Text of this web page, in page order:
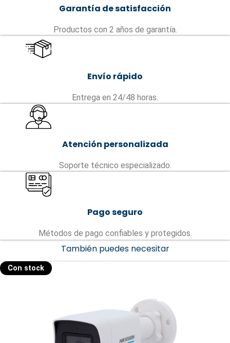
Garantía de satisfacción
Productos con 2 años de garantía.
Envío rápido
Entrega en 24/48 horas.
Atención personalizada
Soporte técnico especializado.
Pago seguro
Métodos de pago confiables y protegidos.
También puedes necesitar
Con stock